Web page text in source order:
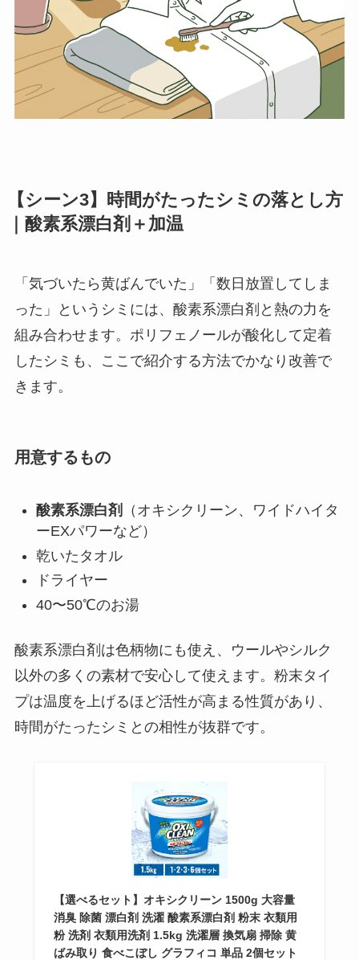
【シーン3】時間がたったシミの落とし方
｜酸素系漂白剤＋加温
「気づいたら黄ばんでいた」「数日放置してしま
った」というシミには、酸素系漂白剤と熱の力を
組み合わせます。ポリフェノールが酸化して定着
したシミも、ここで紹介する方法でかなり改善で
きます。
用意するもの
酸素系漂白剤
（オキシクリーン、ワイドハイタ
ーEXパワーなど）
乾いたタオル
ドライヤー
40〜50℃のお湯
酸素系漂白剤は色柄物にも使え、ウールやシルク
以外の多くの素材で安心して使えます。粉末タイ
プは温度を上げるほど活性が高まる性質があり、
時間がたったシミとの相性が抜群です。
【選べるセット】オキシクリーン 1500g 大容量
消臭 除菌 漂白剤 洗濯 酸素系漂白剤 粉末 衣類用
粉 洗剤 衣類用洗剤 1.5kg 洗濯層 換気扇 掃除 黄
ばみ取り 食べこぼし グラフィコ 単品 2個セット